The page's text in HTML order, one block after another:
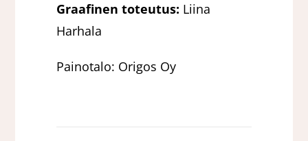
Graafinen toteutus: Liina
Harhala
Painotalo: Origos Oy